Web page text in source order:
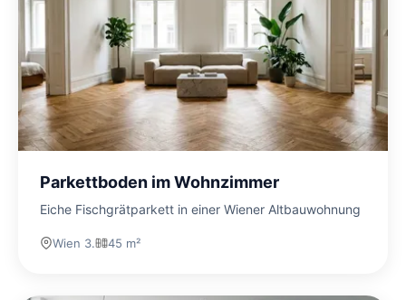
Parkettboden im Wohnzimmer
Eiche Fischgrätparkett in einer Wiener Altbauwohnung
Wien 3. 45 m²